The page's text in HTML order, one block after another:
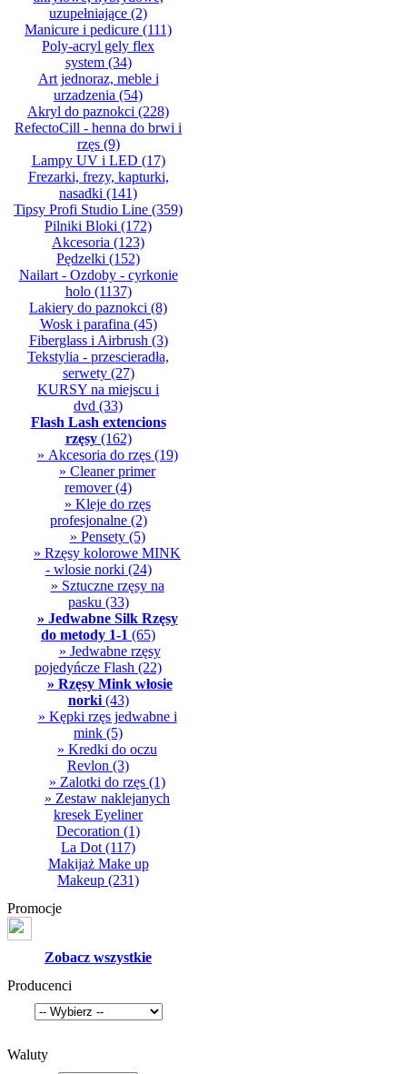
uzupełniające (2)
Manicure i pedicure (111)
Poly-acryl gely flex
system(34)
Art jednoraz, meble i
urzadzenia (54)
Akryl do paznokci (228)
RefectoCill - henna do brwi i
rzęs(9)
Lampy UV i LED (17)
Frezarki, frezy, kapturki,
nasadki (141)
Tipsy Profi Studio Line (359)
Pilniki Bloki (172)
Akcesoria (123)
Pędzelki (152)
Nailart - Ozdoby - cyrkonie
holo(1137)
Lakiery do paznokci (8)
Wosk i parafina (45)
Fiberglass i Airbrush (3)
Tekstylia - przescieradła,
serwety(27)
KURSY na miejscu i
dvd (33)
Flash Lash extencions
rzęsy(162)
» Akcesoria do rzęs(19)
» Cleaner primer
remover(4)
» Kleje do rzęs
profesjonalne(2)
» Pensety(5)
» Rzęsy kolorowe MINK
- wlosie norki (24)
» Sztuczne rzęsy na
pasku (33)
» Jedwabne Silk Rzęsy
do metody 1-1 (65)
» Jedwabne rzęsy
pojedyńcze Flash (22)
» Rzęsy Mink włosie
norki(43)
» Kępki rzęs jedwabne i
mink (5)
» Kredki do oczu
Revlon (3)
» Zalotki do rzęs (1)
» Zestaw naklejanych
kresek Eyeliner
Decoration (1)
La Dot (117)
Makijaż Make up
Makeup (231)
Promocje
Zobacz wszystkie
Producenci
Waluty